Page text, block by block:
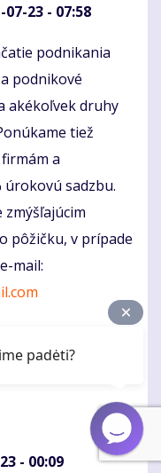
07-23 - 07:58
podnikania
podnikové
akékoľvek druhy
tiež
a
úrokovú sadzbu.
pôžičku, v prípade
mail:
- 00:09
padėti?